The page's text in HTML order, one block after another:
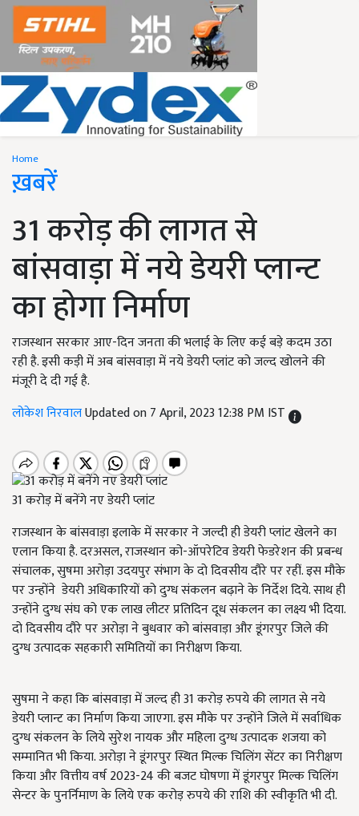
Home
ख़बरें
31 करोड़ की लागत से
बांसवाड़ा में नये डेयरी प्लान्ट
का होगा निर्माण
राजस्थान सरकार आए-दिन जनता की भलाई के लिए कई बड़े कदम उठा
रही है. इसी कड़ी में अब बांसवाड़ा में नये डेयरी प्लांट को जल्द खोलने की
मंजूरी दे दी गई है.
लोकेश निरवालUpdated on 7 April, 2023 12:38 PM IST
31 करोड़ में बनेंगे नए डेयरी प्लांट
राजस्थान के बांसवाड़ा इलाके में सरकार ने जल्दी ही डेयरी प्लांट खेलने का
एलान किया है. दरअसल, राजस्थान को-ऑपरेटिव डेयरी फेडरेशन की प्रबन्ध
संचालक, सुषमा अरोड़ा उदयपुर संभाग के दो दिवसीय दौरे पर रहीं. इस मौके
पर उन्होंने डेयरी अधिकारियों को दुग्ध संकलन बढ़ाने के निर्देश दिये. साथ ही
उन्होंने दुग्ध संघ को एक लाख लीटर प्रतिदिन दूध संकलन का लक्ष्य भी दिया.
दो दिवसीय दौरे पर अरोड़ा ने बुधवार को बांसवाड़ा और डूंगरपुर जिले की
दुग्ध उत्पादक सहकारी समितियों का निरीक्षण किया.
सुषमा ने कहा कि बांसवाड़ा में जल्द ही 31 करोड़ रुपये की लागत से नये
डेयरी प्लान्ट का निर्माण किया जाएगा. इस मौके पर उन्होंने जिले में सर्वाधिक
दुग्ध संकलन के लिये सुरेश नायक और महिला दुग्ध उत्पादक शजया को
सम्मानित भी किया. अरोड़ा ने डूंगरपुर स्थित मिल्क चिलिंग सेंटर का निरीक्षण
किया और वित्तीय वर्ष 2023-24 की बजट घोषणा में डूंगरपुर मिल्क चिलिंग
सेन्टर के पुनर्निमाण के लिये एक करोड़ रुपये की राशि की स्वीकृति भी दी.